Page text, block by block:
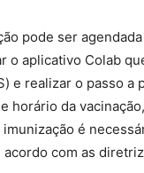
pode ser
o aplicativo Colab
e realizar o passo
horário da
é
com as